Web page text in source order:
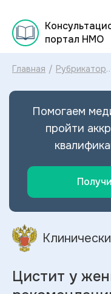
портал НМО
Главная / Рубрикатор
Помогаем
пройти
Цистит у